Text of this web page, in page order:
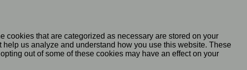
that are categorized as necessary are stored on your
us analyze and understand how you use this website. These
out of some of these cookies may have an effect on your